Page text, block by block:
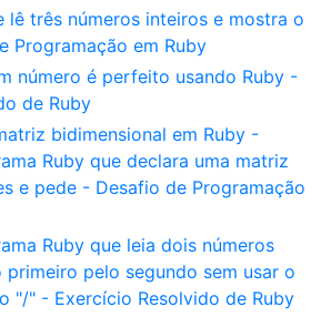
lê três números inteiros e mostra o
Programação em Ruby
número é perfeito usando Ruby -
de Ruby
bidimensional em Ruby -
Ruby que declara uma matriz
e pede - Desafio de Programação
Ruby que leia dois números
pelo segundo sem usar o
"/" - Exercício Resolvido de Ruby